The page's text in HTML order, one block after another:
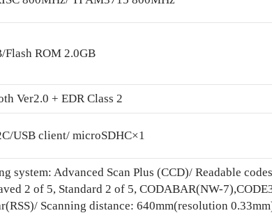
Flash ROM 2.0GB
Ver2.0 + EDR Class 2
USB client/ microSDHC×1
system: Advanced Scan Plus (CCD)/ Readable
2 of 5, Standard 2 of 5, CODABAR(NW-
Scanning distance: 640mm(resolution